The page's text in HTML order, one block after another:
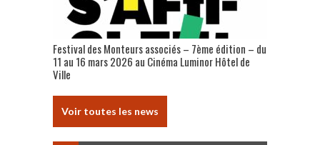
Festival des Monteurs associés – 7ème édition – du
11 au 16 mars 2026 au Cinéma Luminor Hôtel de
Ville
Voir toutes les news